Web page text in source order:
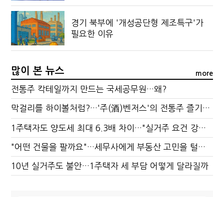
경기 북부에 '개성공단형 제조특구'가
필요한 이유
많이 본 뉴스 more
전통주 칵테일까지 만드는 국세공무원…왜?
막걸리를 하이볼처럼?…'주(酒)벤저스'의 전통주 즐기는 법
1주택자도 양도세 최대 6.3배 차이…"실거주 요건 강화하자"
"어떤 건물을 팔까요"…세무사에게 부동산 고민을 털어놓는 이유
10년 실거주도 불안…1주택자 세 부담 어떻게 달라질까